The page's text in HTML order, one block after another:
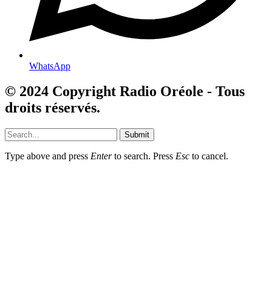
WhatsApp
© 2024 Copyright Radio Oréole - Tous
droits réservés.
Submit
Type above and press Enterto search. Press Esc to cancel.